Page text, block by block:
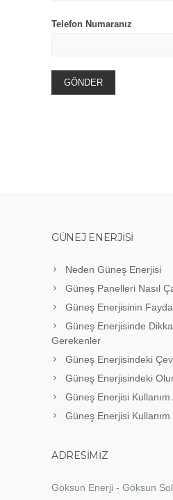
Telefon Numaranız
GÜNEJ ENERJISI
Neden Güneş Enerjisi
Güneş Panelleri Nasıl
Güneş Enerjisinin
Güneş Enerjisinde
Gerekenler
Güneş Enerjisindeki
Güneş Enerjisindeki
Güneş Enerjisi Kullanım
Güneş Enerjisi
ADRESIMIZ
Göksun Enerji - Göksun